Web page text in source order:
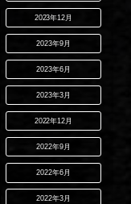
2023年12月
2023年9月
2023年6月
2023年3月
2022年12月
2022年9月
2022年6月
2022年3月